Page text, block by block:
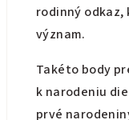
rodinný
význam.
Takéto body
k narodeniu
prvé